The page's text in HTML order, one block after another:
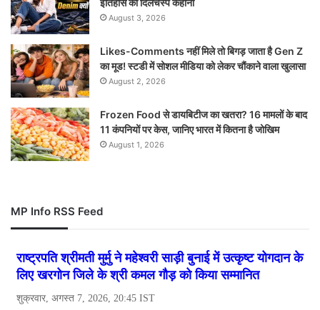
August 3, 2026
Likes-Comments नहीं मिले तो बिगड़ जाता है Gen Z
का मूड! स्टडी में सोशल मीडिया को लेकर चौंकाने वाला खुलासा
August 2, 2026
Frozen Food से डायबिटीज का खतरा? 16 मामलों के बाद
11 कंपनियों पर केस, जानिए भारत में कितना है जोखिम
August 1, 2026
MP Info RSS Feed